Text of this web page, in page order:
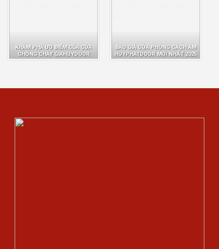
KHÁM PHÁ ƯU ĐIỂM CỦA CỬA
CHỐNG CHÁY GIAHUYDOOR
BÁO GIÁ CỬA PHÒNG CÁCH ÂM
HUYPHATDOOR MỚI NHẤT 2025